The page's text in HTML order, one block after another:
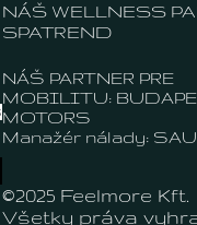
NÁŠ WELLNESS
SPATREND
NÁŠ PARTNER PRE
MOBILITU:
MOTORS
Manažér nálady:
©2025 Feelmore Kft.
Všetky práva